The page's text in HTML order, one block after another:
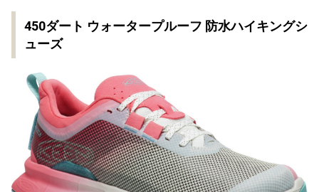
450ダート ウォータープルーフ 防水ハイキングシ
ューズ